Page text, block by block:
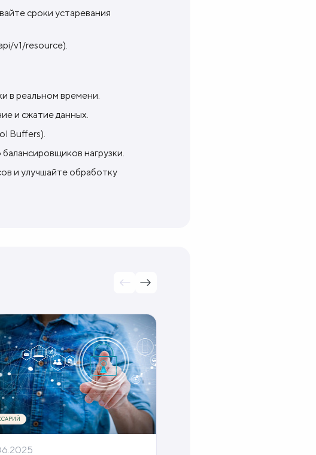
сроки устаревания
v1/resource).
в реальном времени.
и сжатие данных.
Buffers).
нагрузки.
и улучшайте обработку